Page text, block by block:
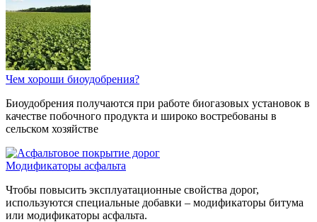
Чем хороши биоудобрения?
Биоудобрения получаются при работе биогазовых установок в
качестве побочного продукта и широко востребованы в
сельском хозяйстве
Модификаторы асфальта
Чтобы повысить эксплуатационные свойства дорог,
используются специальные добавки – модификаторы битума
или модификаторы асфальта.